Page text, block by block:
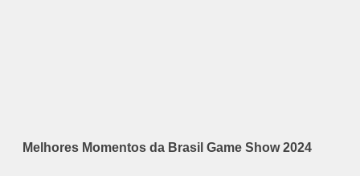
Melhores Momentos da Brasil Game Show 2024